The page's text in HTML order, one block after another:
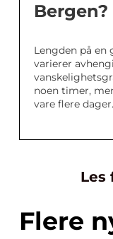
Bergen?
Lengden på
varierer
noen timer,
vare flere dager.
Les
Flere